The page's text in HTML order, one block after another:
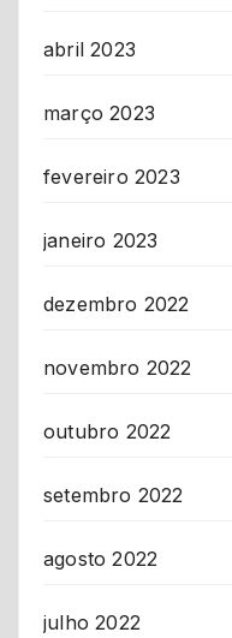
abril 2023
março 2023
fevereiro 2023
janeiro 2023
dezembro 2022
novembro 2022
outubro 2022
setembro 2022
agosto 2022
julho 2022